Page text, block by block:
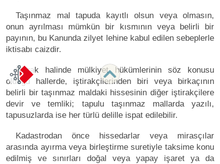
Taşınmaz mal tapuda kayıtlı olsun veya olmasın,
onun ayrılması mümkün bir kısmının veya belirli bir
payının, bu Kanunda zilyet lehine kabul edilen sebeplerle
iktisabı caizdir.
İştirak halinde mülkiyet hükümlerinin söz konusu
olduğu hallerde, iştirakçilerinden biri veya birkaçının
belirli bir taşınmaz maldaki hissesinin diğer iştirakçilere
devir ve temliki; tapulu taşınmaz mallarda yazılı,
tapusuzlarda ise her türlü delille ispat edilebilir.
Kadastrodan önce hissedarlar veya mirasçılar
arasında ayırma veya birleştirme suretiyle taksime konu
edilmiş ve sınırları doğal veya yapay işaret ya da